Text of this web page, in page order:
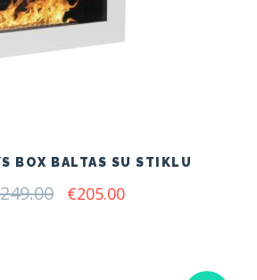
BOX BALTAS SU STIKLU
249.00 Original
€205.00Current